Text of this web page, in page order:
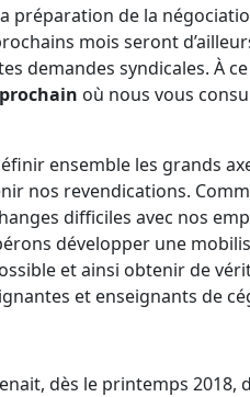
préparation de la
mois seront
demandes syndicales. À
où nous vous
ensemble les grands
nos revendications.
difficiles avec nos
développer une
et ainsi obtenir de
et enseignants de
dès le printemps 2018,